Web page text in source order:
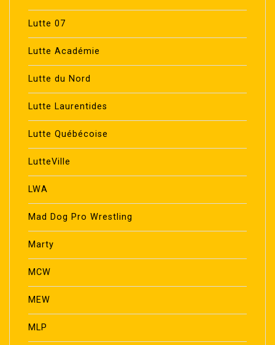
Lutte 07
Lutte Académie
Lutte du Nord
Lutte Laurentides
Lutte Québécoise
LutteVille
LWA
Mad Dog Pro Wrestling
Marty
MCW
MEW
MLP